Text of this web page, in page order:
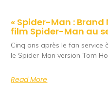
« Spider-Man : Brand
film Spider-Man au
Cinq ans après le fan service
le Spider-Man version Tom
Read More